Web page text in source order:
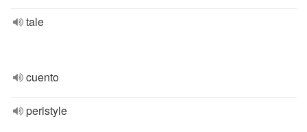
tale
cuento
peristyle